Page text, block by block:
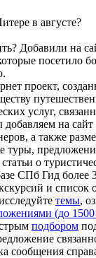
в августе?
Добавили на
посетило
проект,
услуг,
на сайт
а также
туры,
о
СПб Гид более
и список
темы,
(до 1500
подбором
сообщения